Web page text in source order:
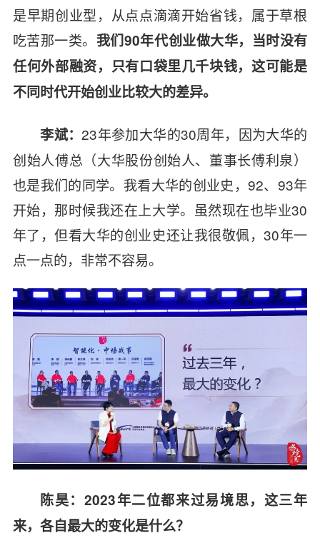
是早期创业型，从点点滴滴开始省钱，属于草根
吃苦那一类。 我们90年代创业做大华，当时没有
任何外部融资，只有口袋里几千块钱，这可能是
不同时代开始创业比较大的差异。
李斌：23年参加大华的30周年，因为大华的
创始人傅总 （大华股份创始人、董事长傅利泉）
也是我们的同学。我看大华的创业史，92、93年
开始，那时候我还在上大学。虽然现在也毕业30
年了，但看大华的创业史还让我很敬佩，30年一
点一点的，非常不容易。
陈昊：2023年二位都来过易境思，这三年
来，各自最大的变化是什么？